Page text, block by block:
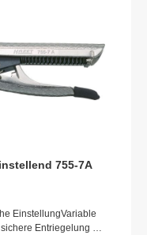
755-7A
EinstellungVariable
Entriegelung –